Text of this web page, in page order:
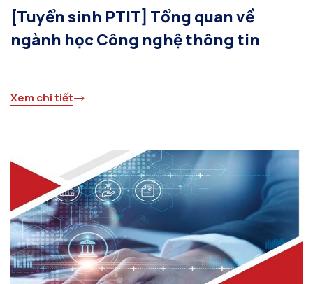
[Tuyển sinh PTIT] Tổng quan về
ngành học Công nghệ thông tin
Xem chi tiết